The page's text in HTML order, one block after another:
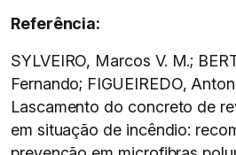
Referência:
SYLVEIRO, Marcos V. M.;
Fernando; FIGUEIREDO,
Lascamento do concreto de
em situação de incêndio: